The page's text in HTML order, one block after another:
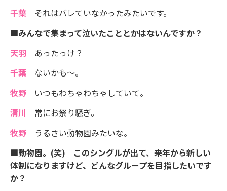
千葉 それはバレていなかったみたいです。
■みんなで集まって泣いたこととかはないんですか？
天羽 あったっけ？
千葉 ないかも〜。
牧野 いつもわちゃわちゃしていて。
清川 常にお祭り騒ぎ。
牧野
うるさい動物園みたいな。
■動物園。(笑) このシングルが出て、来年から新しい
体制になりますけど、どんなグループを目指したいです
か？